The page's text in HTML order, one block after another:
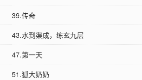
39.传奇
43.水到渠成，练玄九层
47.第一天
51.狐大奶奶